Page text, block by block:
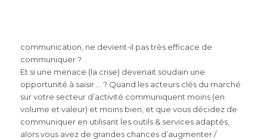
communication, ne devient-il pas très efficace de
communiquer ?
Et si une menace (la crise) devenait soudain une
opportunité à saisir … ? Quand les acteurs clés du marché
sur votre secteur d’activité communiquent moins (en
volume et valeur) et moins bien, et que vous décidez de
communiquer en utilisant les outils & services adaptés,
alors vous avez de grandes chances d’augmenter /